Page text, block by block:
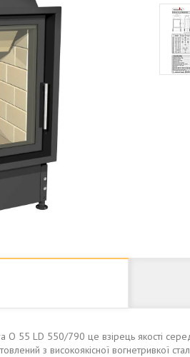
LD 550/790 це взірець якості серед
з високоякісної вогнетривкої